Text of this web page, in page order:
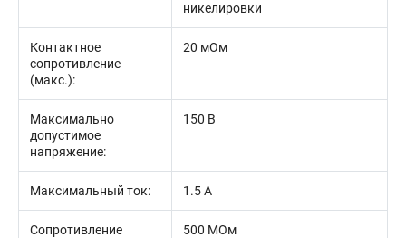
никелировки
Контактное
сопротивление
(макс.):
20 мОм
Максимально
допустимое
напряжение:
150 В
Максимальный ток: 1.5 А
Сопротивление
500 МОм